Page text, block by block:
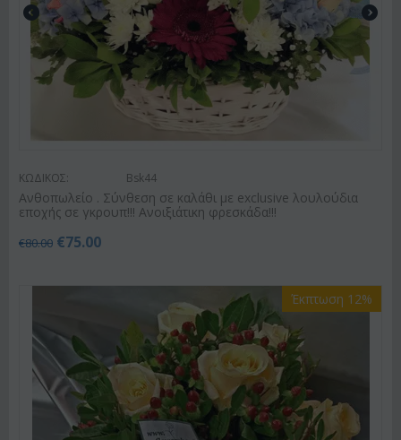
ΚΩΔΙΚΟΣ: Bsk44
Ανθοπωλείο . Σύνθεση σε καλάθι με exclusive λουλούδια
εποχής σε γκρουπ!!! Ανοιξιάτικη φρεσκάδα!!!
€80.00 €75.00
Έκπτωση 12%